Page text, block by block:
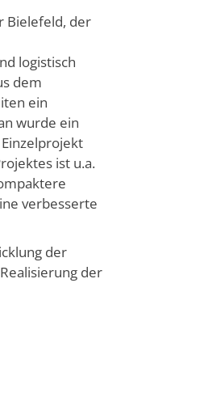
Bielefeld, der
logistisch
dem
ein
wurde ein
ist u.a.
verbesserte
der
der